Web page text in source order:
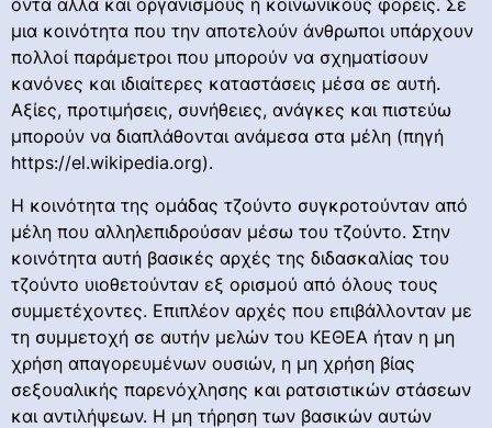
όντα αλλά και οργανισμούς ή κοινωνικούς φορείς. Σε
μια κοινότητα που την αποτελούν άνθρωποι υπάρχουν
πολλοί παράμετροι που μπορούν να σχηματίσουν
κανόνες και ιδιαίτερες καταστάσεις μέσα σε αυτή.
Αξίες, προτιμήσεις, συνήθειες, ανάγκες και πιστεύω
μπορούν να διαπλάθονται ανάμεσα στα μέλη (πηγή
https://el.wikipedia.org).
Η κοινότητα της ομάδας τζούντο συγκροτούνταν από
μέλη που αλληλεπιδρούσαν μέσω του τζούντο. Στην
κοινότητα αυτή βασικές αρχές της διδασκαλίας του
τζούντο υιοθετούνταν εξ ορισμού από όλους τους
συμμετέχοντες. Επιπλέον αρχές που επιβάλλονταν με
τη συμμετοχή σε αυτήν μελών του ΚΕΘΕΑ ήταν η μη
χρήση απαγορευμένων ουσιών, η μη χρήση βίας
σεξουαλικής παρενόχλησης και ρατσιστικών στάσεων
και αντιλήψεων. Η μη τήρηση των βασικών αυτών